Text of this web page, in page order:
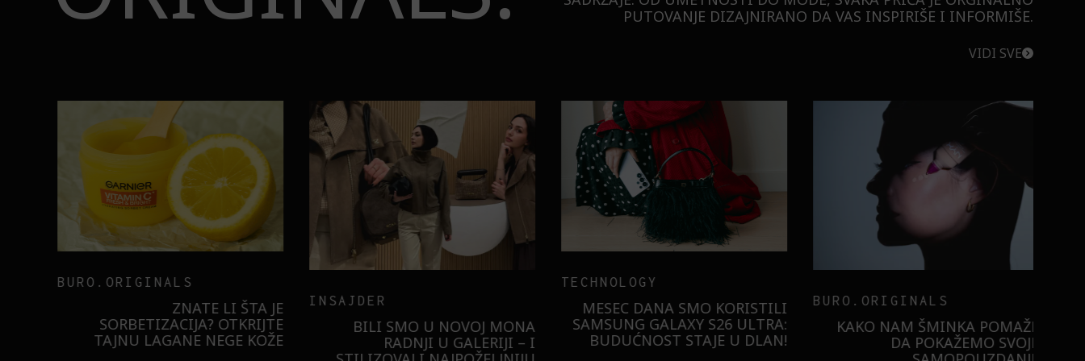
PUTOVANJE DIZAJNIRANO DA VAS INSPIRIŠE I INFORMIŠE.
VIDI SVE
BURO.ORIGINALS
ZNATE LI ŠTA JE
SORBETIZACIJA? OTKRIJTE
TAJNU LAGANE NEGE KOŽE
INSAJDER
BILI SMO U NOVOJ MONA
RADNJI U GALERIJI – I
TECHNOLOGY
MESEC DANA SMO KORISTILI
SAMSUNG GALAXY S26 ULTRA:
BUDUĆNOST STAJE U DLAN!
BURO.ORIGINALS
KAKO NAM ŠMINKA POMAŽE
DA POKAŽEMO SVOJE